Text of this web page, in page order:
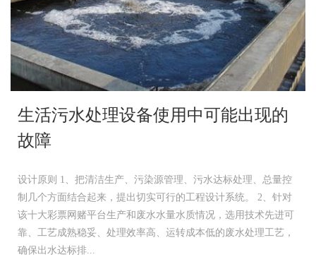
生活污水处理设备使用中可能出现的
故障
设计原则 1、把清洁生产、污染源管理、污水达标处理、总量控
制几个方面结合起来，提出切实可行的工程设计系统。 2、针对
该十大彩票网赌平台生产和废水水量水质情况，选用技术先进可
靠、工艺成熟稳妥、处理效率高、运转成本低的废水处理工艺，
确保出水达标排...